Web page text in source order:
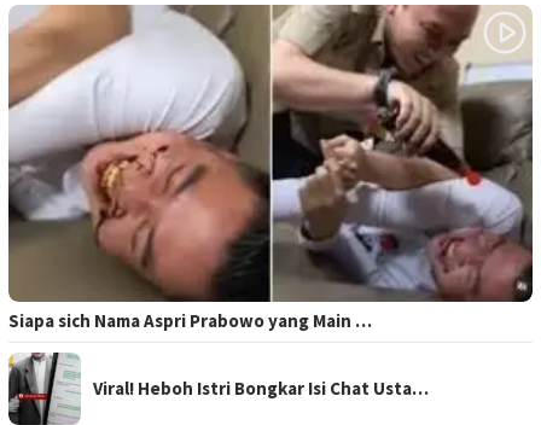
Siapa sich Nama Aspri Prabowo yang Main …
Viral! Heboh Istri Bongkar Isi Chat Usta…